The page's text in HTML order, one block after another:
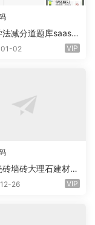
减分道题库saas系
业版小程序+前端
02 VIP
墙砖大理石建材类
易优模板(pc+
26 VIP